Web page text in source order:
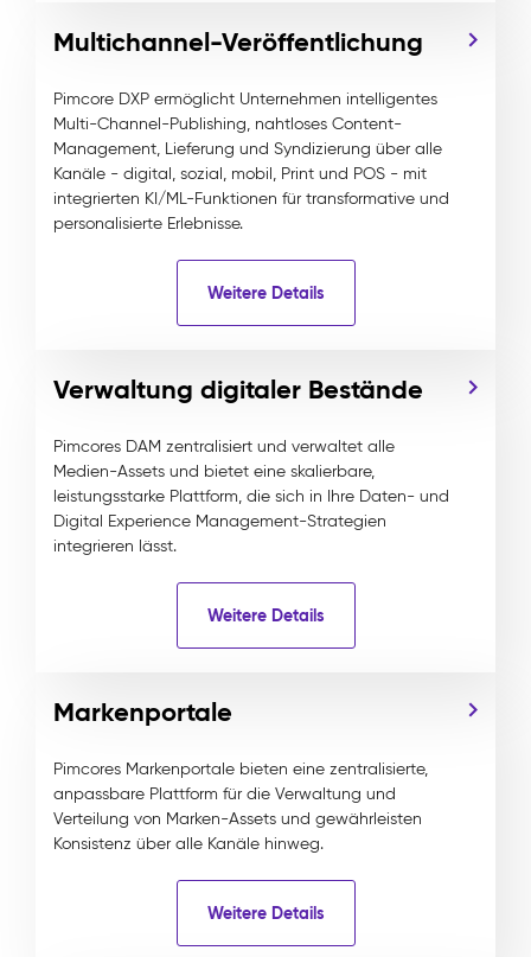
Multichannel-Veröffentlichung
Pimcore DXP ermöglicht Unternehmen intelligentes
Multi-Channel-Publishing, nahtloses Content-
Management, Lieferung und Syndizierung über alle
Kanäle - digital, sozial, mobil, Print und POS - mit
integrierten KI/ML-Funktionen für transformative und
personalisierte Erlebnisse.
Weitere Details
Verwaltung digitaler Bestände
Pimcores DAM zentralisiert und verwaltet alle
Medien-Assets und bietet eine skalierbare,
leistungsstarke Plattform, die sich in Ihre Daten- und
Digital Experience Management-Strategien
integrieren lässt.
Weitere Details
Markenportale
Pimcores Markenportale bieten eine zentralisierte,
anpassbare Plattform für die Verwaltung und
Verteilung von Marken-Assets und gewährleisten
Konsistenz über alle Kanäle hinweg.
Weitere Details